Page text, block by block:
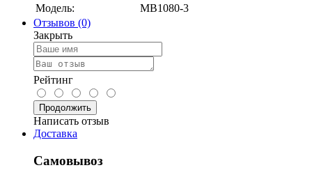
Модель:
MB1080-3
Отзывов (0)
Закрыть
Рейтинг
Продолжить
Написать отзыв
Доставка
Самовывоз